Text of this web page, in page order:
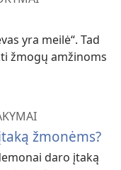
yra meilė“. Tad
žmogų amžinoms
žmonėms?
daro įtaką